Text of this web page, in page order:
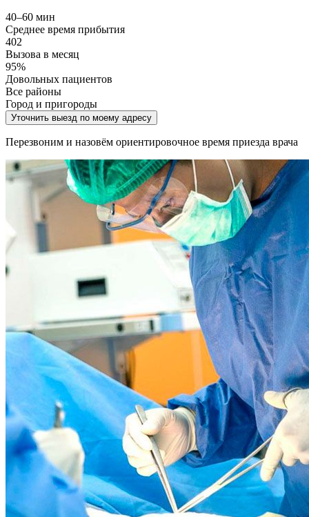
40–60 мин
Среднее время прибытия
402
Вызова в месяц
95%
Довольных пациентов
Все районы
Город и пригороды
Уточнить выезд по моему адресу
Перезвоним и назовём ориентировочное время приезда врача